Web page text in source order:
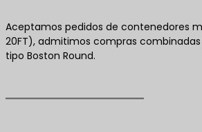
Aceptamos pedidos de contenedores
20FT), admitimos compras
tipo Boston Round.